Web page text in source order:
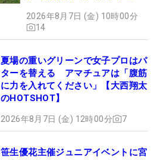
2026年8月7日 (金) 10時00分
14
夏場の重いグリーンで女子プロはパ
ターを替える アマチュアは「腹筋
に力を入れてください」【大西翔太
のHOTSHOT】
2026年8月7日 (金) 12時00分 7
笹生優花主催ジュニアイベントに宮